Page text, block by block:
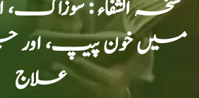
نسخہ الشفاء :
میں خون پیپ، اور جل
علاج